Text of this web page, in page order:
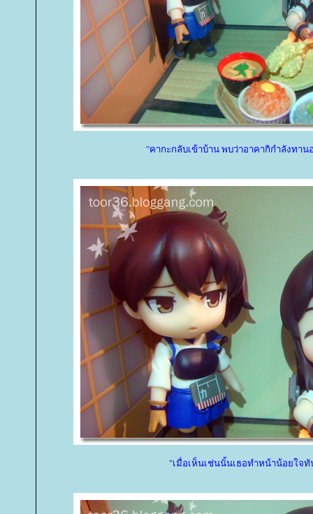
"คากะกลับเข้าบ้าน พบว่าอาคากิกำลังทาน
"เมื่อเห็นเช่นนั้นเธอทำหน้าน้อยใจ